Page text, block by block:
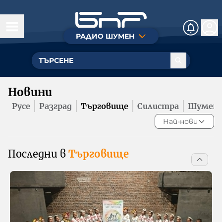
РАДИО ШУМЕН
Днес
Новини
Русе
Разград
Чуй още
Крими
Спорт
За нас
Новини
Русе Разград Търговище Силистра Шумен
Най-нови
Последни в Търговище